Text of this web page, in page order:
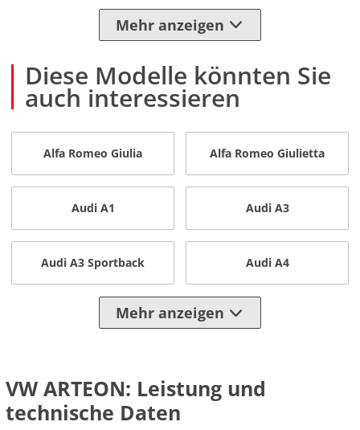
Mehr anzeigen
Diese Modelle könnten Sie
auch interessieren
Alfa Romeo Giulia Alfa Romeo Giulietta
Audi A1 Audi A3
Audi A3 Sportback Audi A4
Mehr anzeigen
VW ARTEON: Leistung und
technische Daten